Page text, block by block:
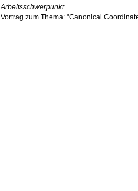
Arbeitsschwerpunkt:
Vortrag zum Thema: "Canonical